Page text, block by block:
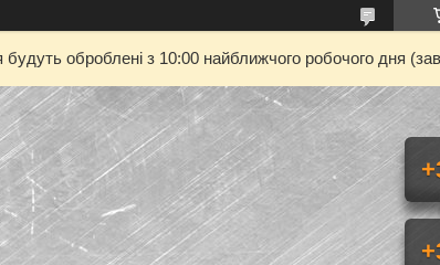
оброблені з 10:00 найближчого робочого дня